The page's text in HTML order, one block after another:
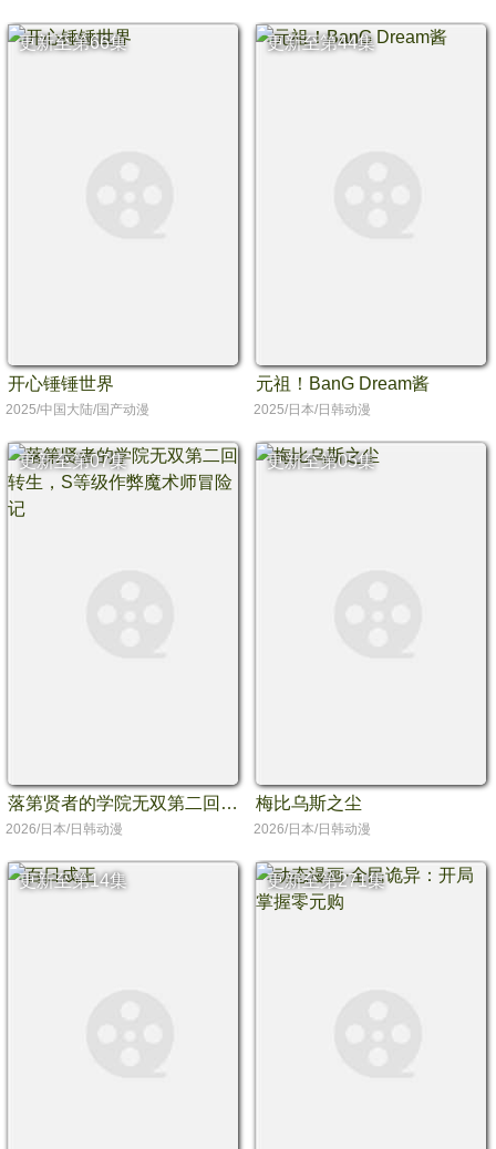
更新至第66集
开心锤锤世界
2025/中国大陆/国产动漫
更新至第44集
元祖！BanG Dream酱
2025/日本/日韩动漫
更新至第07集
落第贤者的学院无双第二回转生，S等级作弊魔术师冒险记
2026/日本/日韩动漫
更新至第05集
梅比乌斯之尘
2026/日本/日韩动漫
更新至第14集 更新至第271集